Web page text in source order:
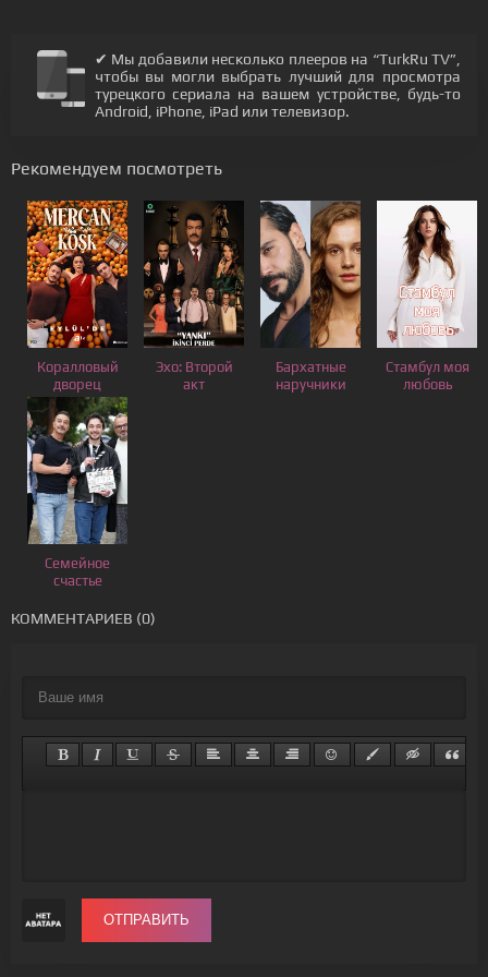
✔ Мы добавили несколько плееров на “TurkRu TV”,
чтобы вы могли выбрать лучший для просмотра
турецкого сериала на вашем устройстве, будь-то
Android, iPhone, iPad или телевизор.
Рекомендуем посмотреть
Коралловый
дворец
Эхо: Второй
акт
Бархатные
наручники
Стамбул моя
любовь
Семейное
счастье
КОММЕНТАРИЕВ (0)
ОТПРАВИТЬ